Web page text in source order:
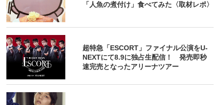
「人魚の煮付け」食べてみた〈取材レポ〉
超特急「ESCORT」ファイナル公演をU-
NEXTにて8.9に独占生配信！ 発売即秒
速完売となったアリーナツアー